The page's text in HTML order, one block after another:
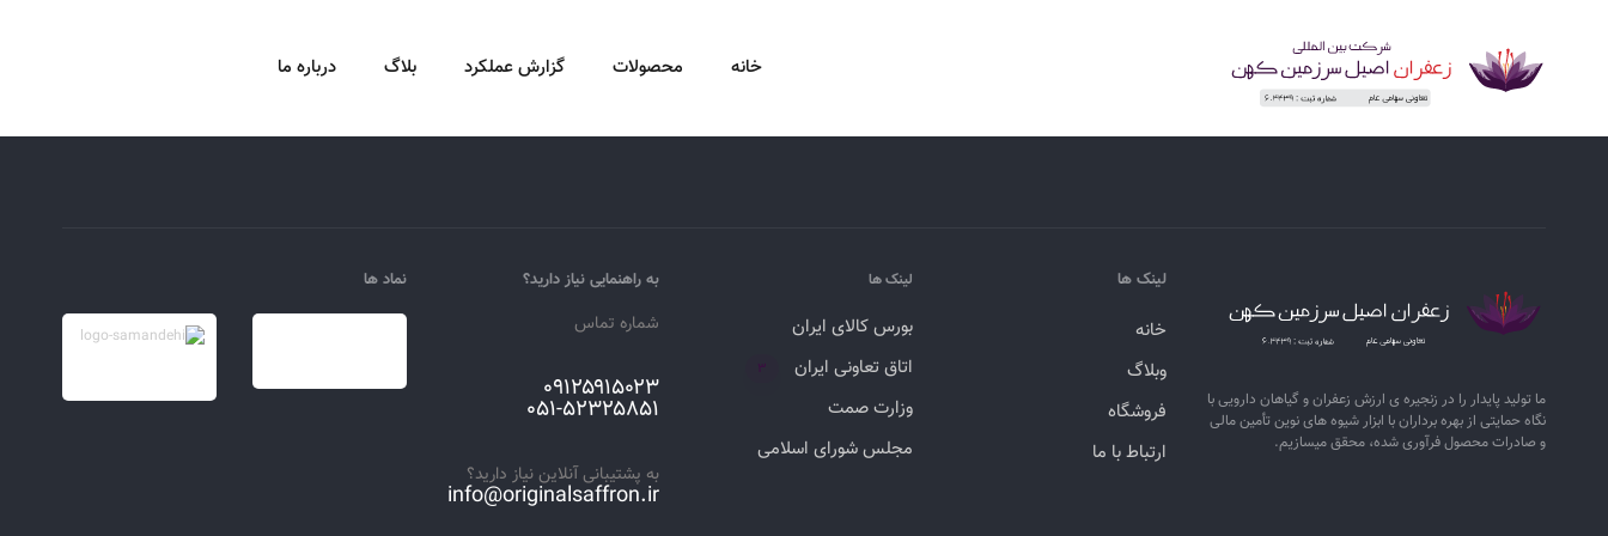
خانه محصولات گزارش عملکرد بلاگ درباره ما
ما تولید پایدار را در زنجیره ­ی­ ارزش زعفران و گیاهان دارویی با
نگاه حمایتی از بهره برداران با ابزار شیوه­ های نوین تأمین مالی
و صادرات محصول فرآوری شده، محقق می­سازیم.
لینک ها
خانه
وبلاگ
فروشگاه
ارتباط با ما
لینک ها
بورس کالای ایران
اتاق تعاونی ایران
۳
وزارت صمت
مجلس شورای اسلامی
به راهنمایی نیاز دارید؟
شماره تماس
۰۹۱۲۵۹۱۵۰۲۳
۰۵۱-۵۲۳۲۵۸۵۱
به پشتیبانی آنلاین نیاز دارید؟
info@originalsaffron.ir
نماد ها